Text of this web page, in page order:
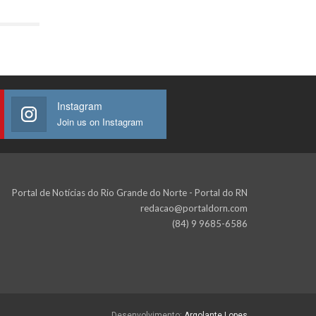
Instagram
Join us on Instagram
Portal de Notícias do Rio Grande do Norte - Portal do RN
redacao@portaldorn.com
(84) 9 9685-6586